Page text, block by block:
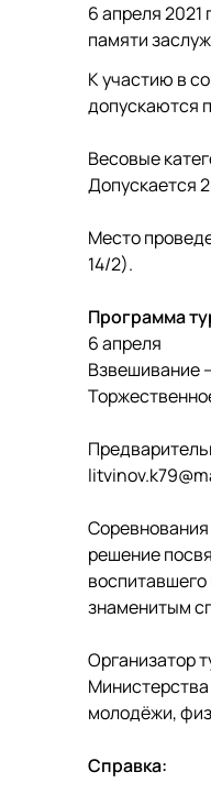
6 апреля
памяти
К участию в
допускаются
Весовые
Допускается
Место
14/2).
Программа
6 апреля
Взвешивание
решение
знаменитым
Организатор
молодёжи,
Справка: